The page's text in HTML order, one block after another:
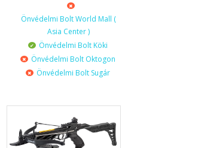
Önvédelmi Bolt World Mall (
Asia Center )
Önvédelmi Bolt Köki
Önvédelmi Bolt Oktogon
Önvédelmi Bolt Sugár